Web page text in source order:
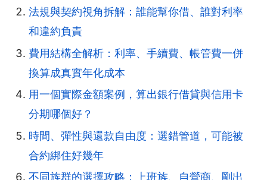
法規與契約視角拆解：誰能幫你借、誰對利率
和違約負責
費用結構全解析：利率、手續費、帳管費一併
換算成真實年化成本
用一個實際金額案例，算出銀行借貸與信用卡
分期哪個好？
時間、彈性與還款自由度：選錯管道，可能被
合約綁住好幾年
不同族群的選擇攻略：上班族、自營商、剛出